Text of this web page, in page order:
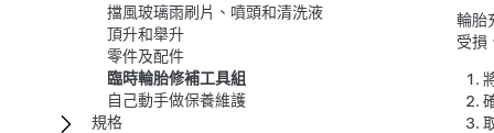
輪胎
受損
擋風玻璃雨刷片、噴頭和清洗液
頂升和舉升
零件及配件
臨時輪胎修補工具組
自己動手做保養維護
規格